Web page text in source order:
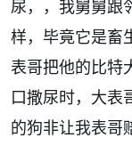
尿，，我舅舅跟
样，毕竟它是畜
表哥把他的比特
口撒尿时，大表
的狗非让我表哥